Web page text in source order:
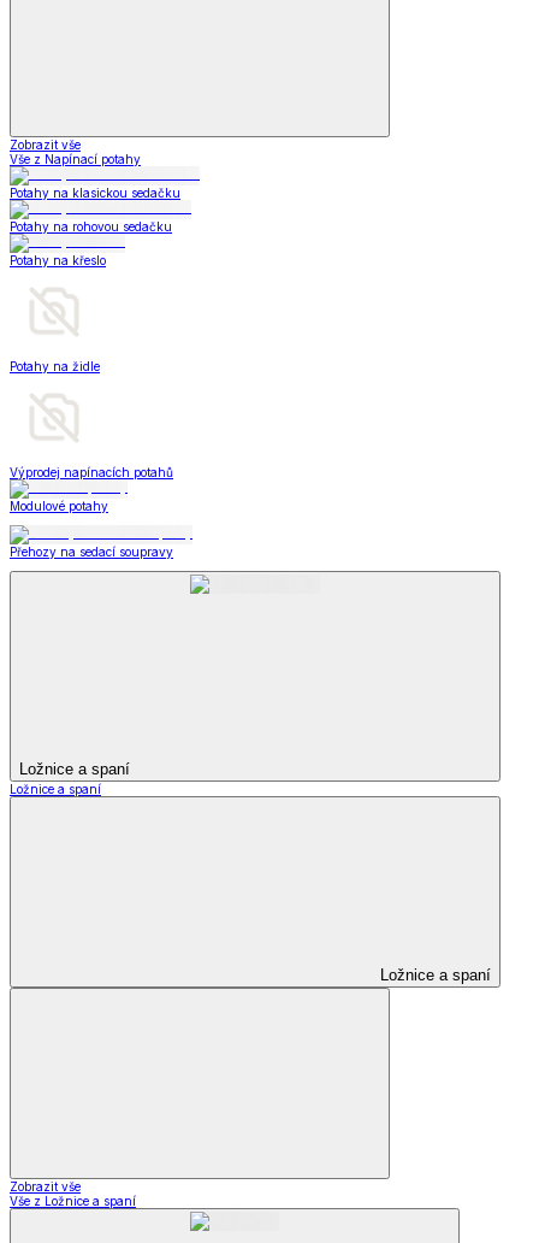
Zobrazit vše
Vše z Napínací potahy
Potahy na klasickou sedačku
Potahy na rohovou sedačku
Potahy na křeslo
Potahy na židle
Výprodej napínacích potahů
Modulové potahy
Přehozy na sedací soupravy
Ložnice a spaní
Ložnice a spaní
Ložnice a spaní
Zobrazit vše
Vše z Ložnice a spaní